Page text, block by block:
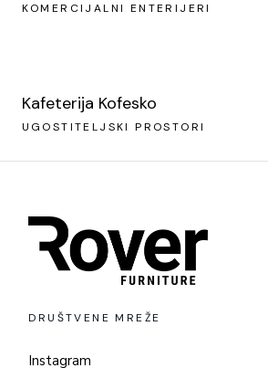
KOMERCIJALNI ENTERIJERI
Kafeterija Kofesko
UGOSTITELJSKI PROSTORI
DRUŠTVENE MREŽE
Instagram